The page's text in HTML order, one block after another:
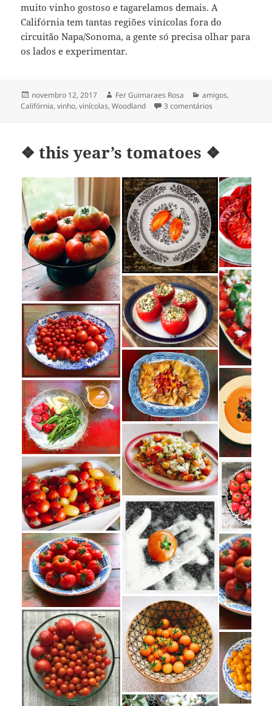
muito vinho gostoso e tagarelamos demais. A
Califórnia tem tantas regiões vinícolas fora do
circuitão Napa/Sonoma, a gente só precisa olhar para
os lados e experimentar.
Publicado
em
novembro 12, 2017 Autor
Fer Guimaraes Rosa Categorias
amigos,
Califórnia,vinho,vinícolas,Woodland 3 comentários
❖ this year’s tomatoes ❖